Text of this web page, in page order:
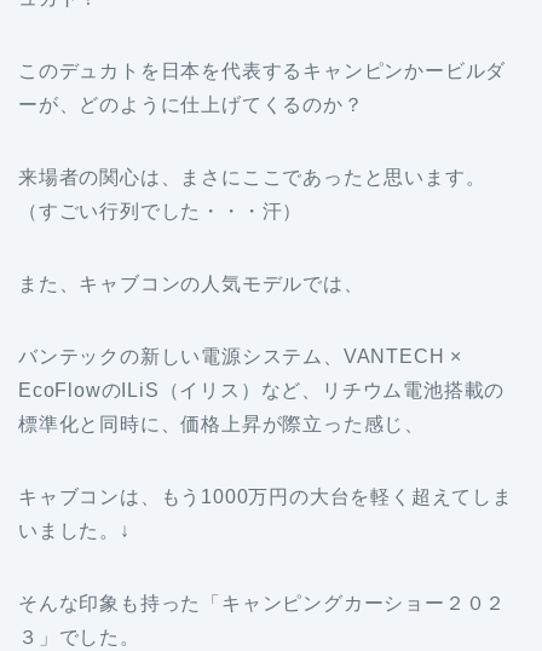
このデュカトを日本を代表するキャンピンかービルダ
ーが、どのように仕上げてくるのか？
来場者の関心は、まさにここであったと思います。
（すごい行列でした・・・汗）
また、キャブコンの人気モデルでは、
バンテックの新しい電源システム、VANTECH ×
EcoFlowのILiS（イリス）など、リチウム電池搭載の
標準化と同時に、価格上昇が際立った感じ、
キャブコンは、もう1000万円の大台を軽く超えてしま
いました。↓
そんな印象も持った「キャンピングカーショー２０２
３」でした。